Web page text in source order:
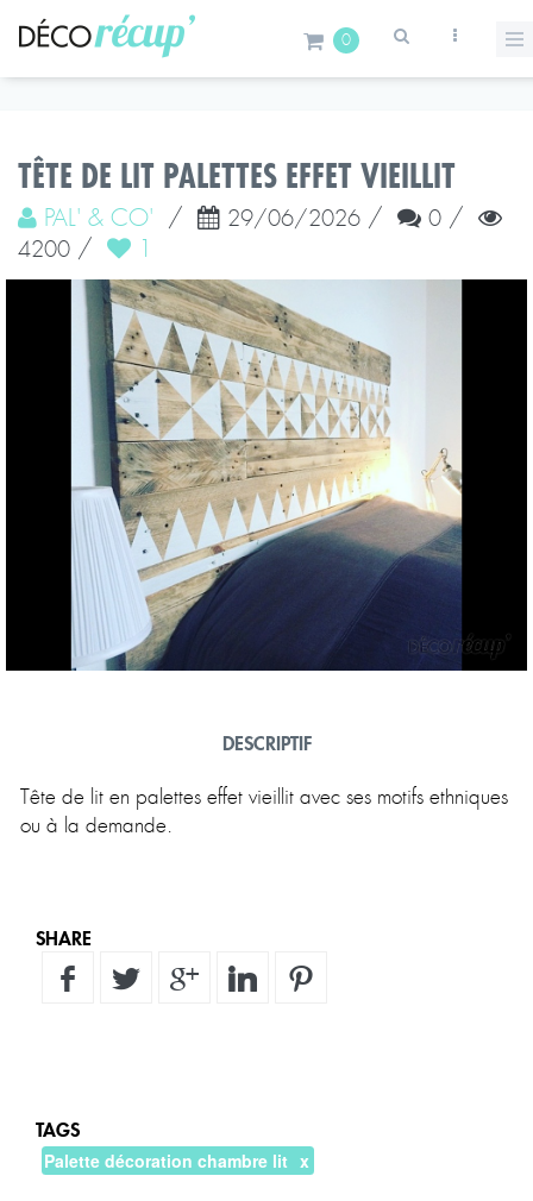
0
TÊTE DE LIT PALETTES EFFET VIEILLIT
PAL' & CO' / 29/06/2026 / 0 /
4200 / 1
DESCRIPTIF
SHARE
TAGS
Palette décoration chambre lit